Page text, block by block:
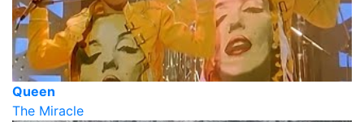
Queen
The Miracle